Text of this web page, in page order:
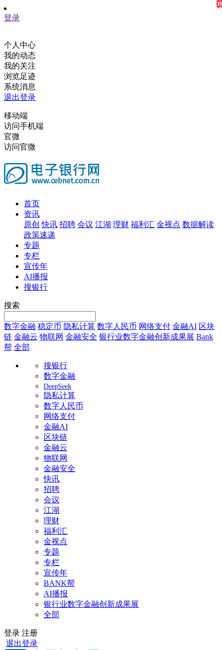
登录
个人中心
我的动态
我的关注
浏览足迹
系统消息
退出登录
移动端
访问手机端
官微
访问官微
首页
资讯
原创 快讯 招聘 会议 江湖 理财 福利汇 金视点 数据解读
政策速递
专题
专栏
宣传年
AI播报
搜银行
搜索
数字金融 稳定币 隐私计算 数字人民币 网络支付 金融AI 区块
链 金融云 物联网 金融安全 银行业数字金融创新成果展 Bank
帮 全部
搜银行
数字金融
DeepSeek
隐私计算
数字人民币
网络支付
金融AI
区块链
金融云
物联网
金融安全
快讯
招聘
会议
江湖
理财
福利汇
金视点
专题
专栏
宣传年
BANK帮
AI播报
银行业数字金融创新成果展
全部
登录 注册
退出登录